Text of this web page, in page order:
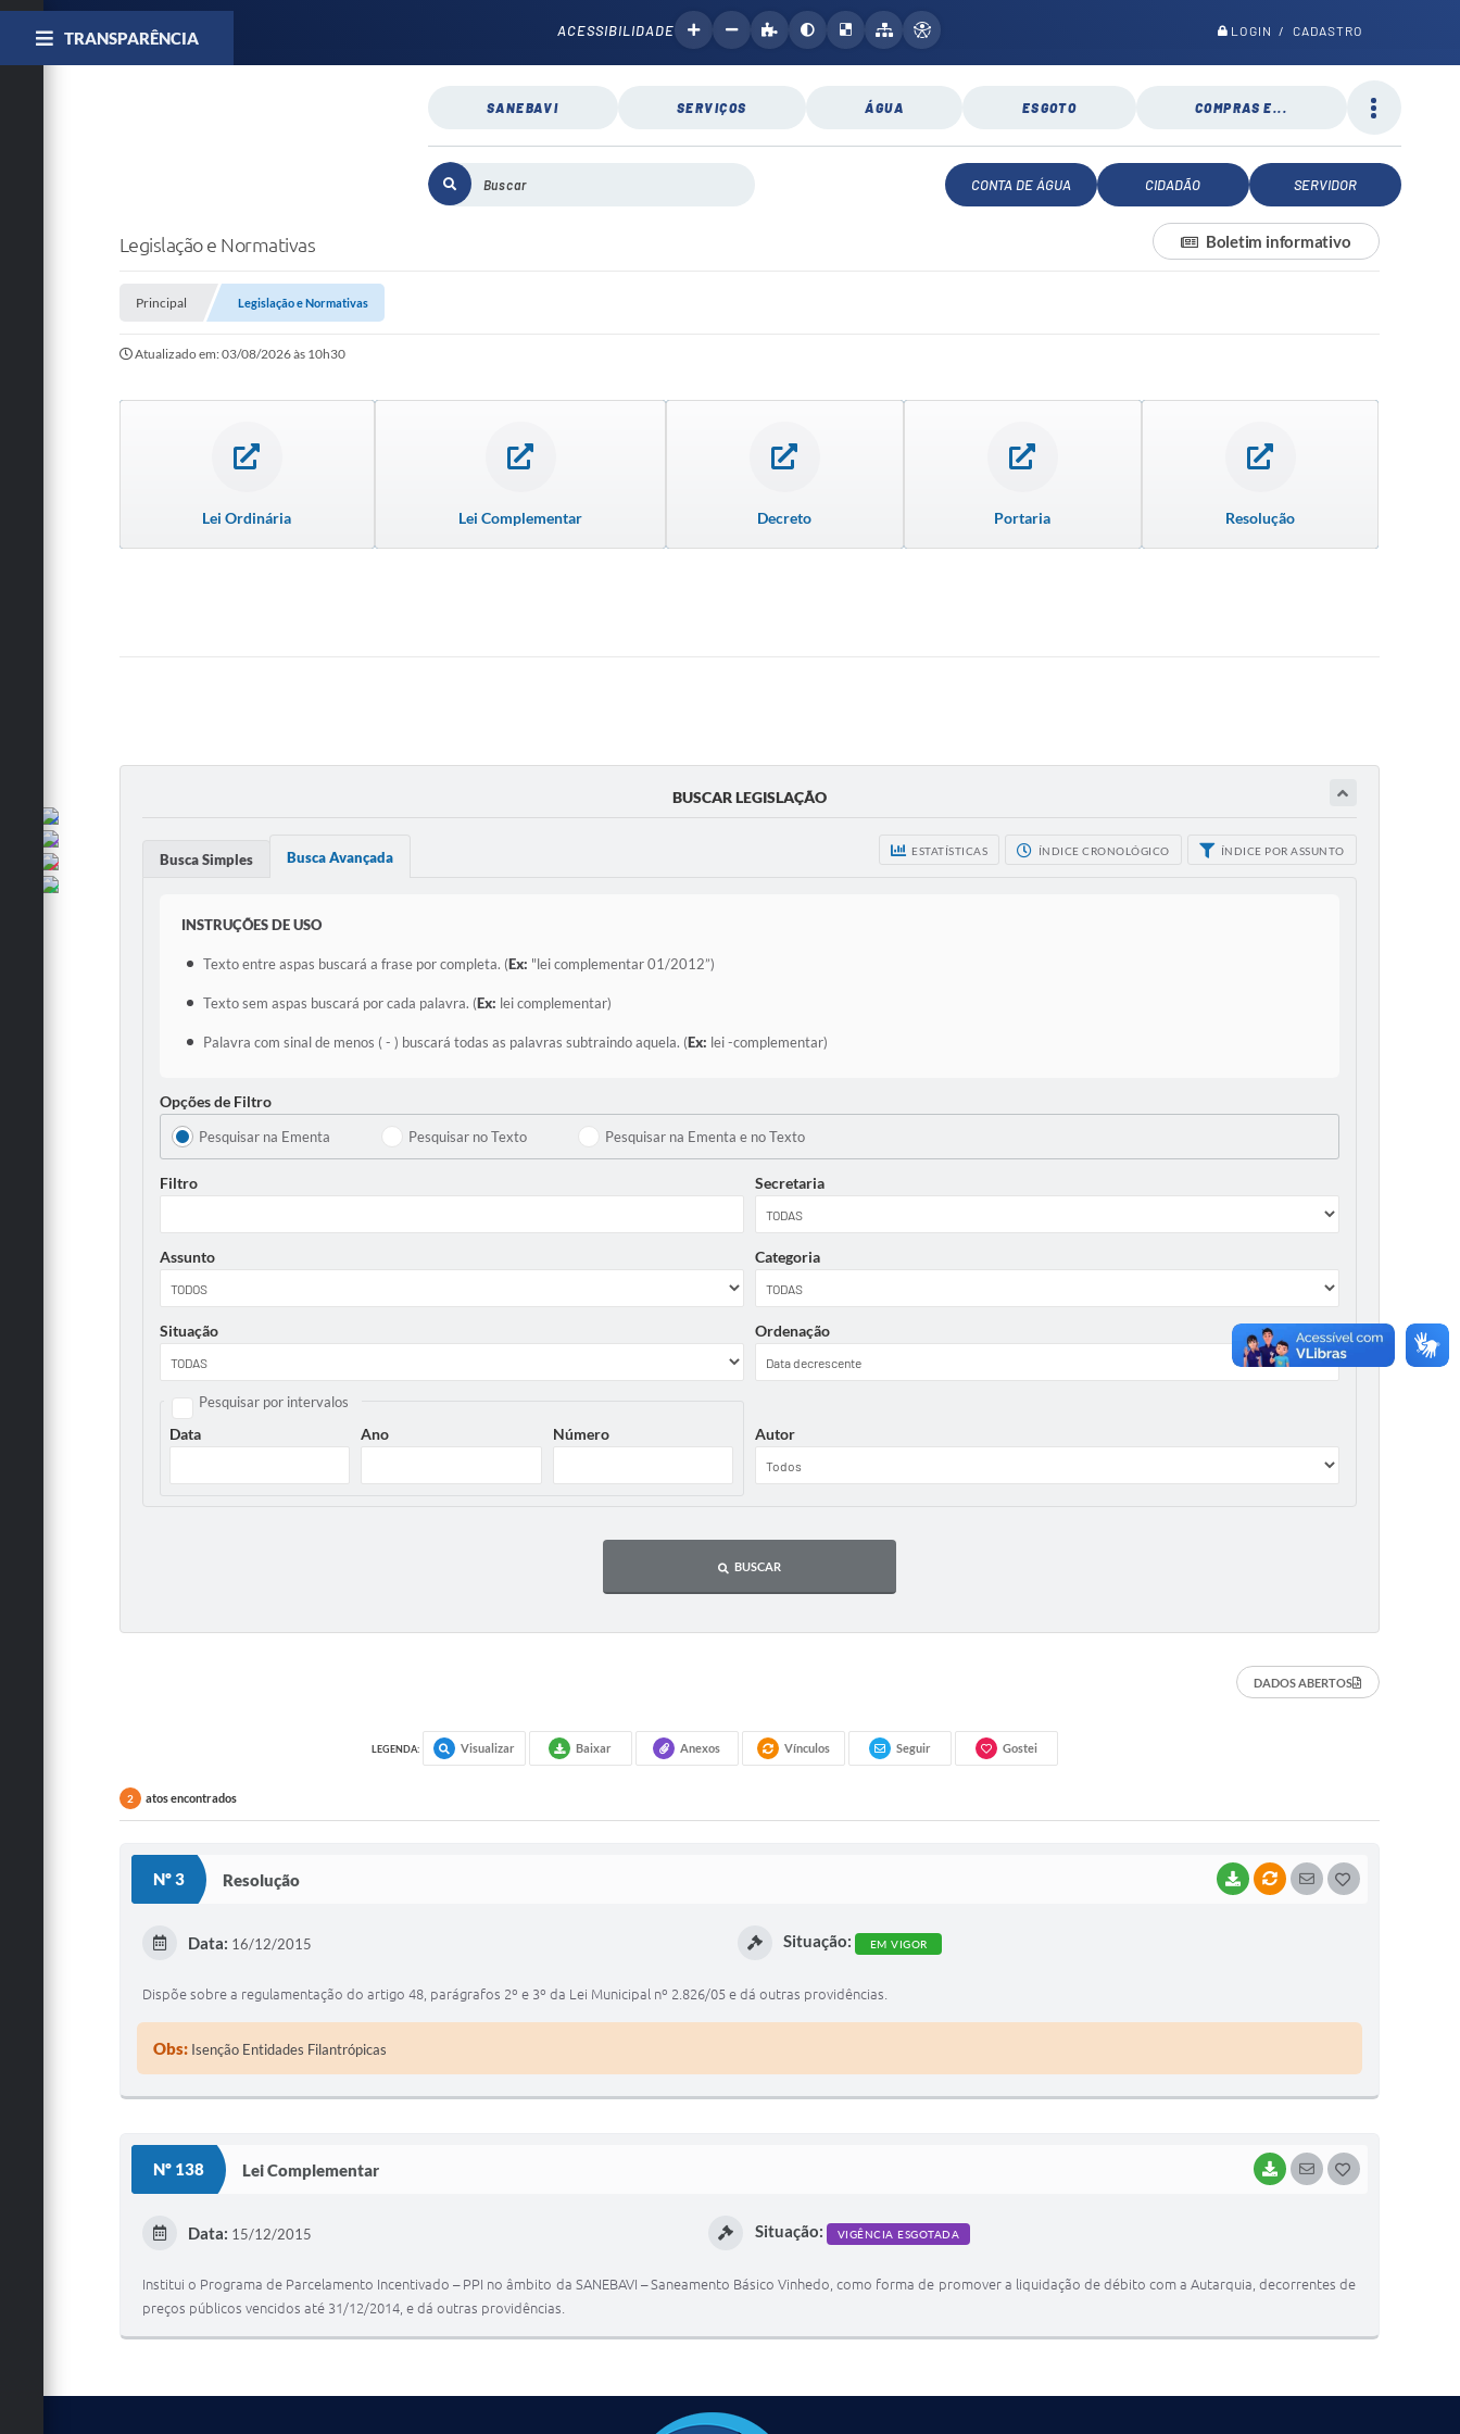
LOGIN / CADASTRO
SANEBAVI SERVIÇOS ÁGUA ESGOTO COMPRAS E...
CONTA DE ÁGUA CIDADÃO SERVIDOR
ACESSIBILIDADE
TRANSPARÊNCIA
Legislação e Normativas Boletim informativo
Principal Legislação e Normativas
Atualizado em: 03/08/2026 às 10h30
Lei Ordinária Lei Complementar Decreto Portaria Resolução
BUSCAR LEGISLAÇÃO
ESTATÍSTICAS ÍNDICE CRONOLÓGICO ÍNDICE POR ASSUNTO
Busca Simples Busca Avançada
INSTRUÇÕES DE USO
Texto entre aspas buscará a frase por completa. (Ex: "lei complementar 01/2012”)
Texto sem aspas buscará por cada palavra. (Ex: lei complementar)
Palavra com sinal de menos ( - ) buscará todas as palavras subtraindo aquela. (Ex: lei -complementar)
Opções de Filtro
Pesquisar na Ementa Pesquisar no Texto Pesquisar na Ementa e no Texto
Filtro Secretaria
Assunto Categoria
Situação Ordenação
Pesquisar por intervalos
Data Ano Número Autor
BUSCAR
DADOS ABERTOS
LEGENDA: Visualizar Baixar Anexos Vínculos Seguir Gostei
2 atos encontrados
Nº 3 Resolução BAIXARVÍNCULOS
SEGUIRG
Data: 16/12/2015 Situação: EM VIGOR
Dispõe sobre a regulamentação do artigo 48, parágrafos 2º e 3º da Lei Municipal nº 2.826/05 e dá outras providências.
Obs:Isenção Entidades Filantrópicas
Nº 138 Lei Complementar BAIXARSEGUIRG
I
Data: 15/12/2015 Situação: VIGÊNCIA ESGOTADA
Institui o Programa de Parcelamento Incentivado – PPI no âmbito da SANEBAVI – Saneamento Básico Vinhedo, como forma de promover a liquidação de débito com a Autarquia, decorrentes de
preços públicos vencidos até 31/12/2014, e dá outras providências.